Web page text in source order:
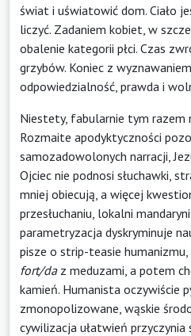
świat i uświatowić dom. Ciało
liczyć. Zadaniem kobiet, w
obalenie kategorii płci. Czas
grzybów. Koniec z
odpowiedzialność, prawda i
Niestety, fabularnie tym razem
Rozmaite apodyktyczności
samozadowolonych narracji,
Ojciec nie podnosi słuchawki,
mniej obiecują, a więcej
przesłuchaniu, lokalni
parametryzacja dyskryminuje
pisze o strip-teasie
fort/daz meduzami, a potem
kamień. Humanista oczywiście
zmonopolizowane, wąskie
cywilizacja ułatwień